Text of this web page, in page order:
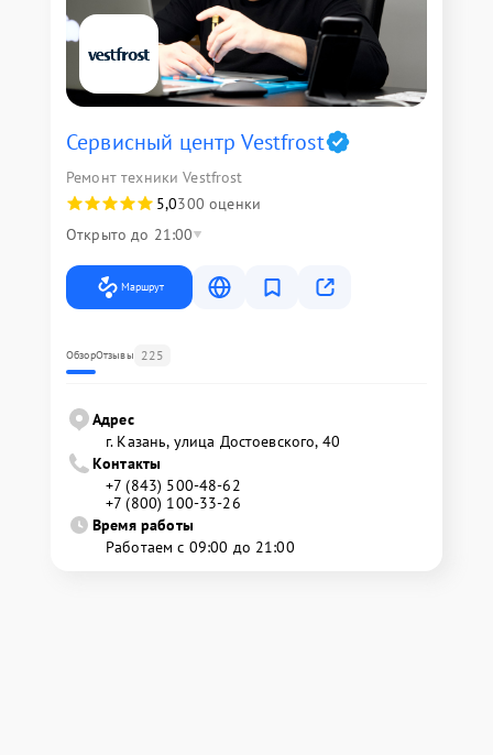
Сервисный центр Vestfrost
Ремонт техники Vestfrost
5,0300 оценки
Открыто до 21:00
Маршрут
ОбзорОтзывы 225
Адрес
г. Казань, улица Достоевского, 40
Контакты
+7 (843) 500-48-62
+7 (800) 100-33-26
Время работы
Работаем с 09:00 до 21:00